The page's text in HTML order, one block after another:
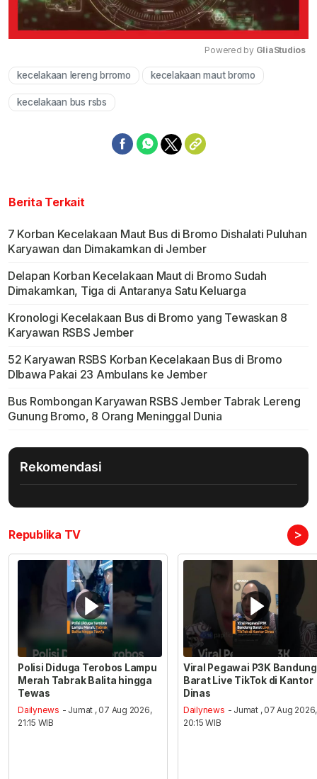
Mute
Powered by GliaStudios
kecelakaan lereng brromo kecelakaan maut bromo
kecelakaan bus rsbs
Berita Terkait
7 Korban Kecelakaan Maut Bus di Bromo Dishalati Puluhan
Karyawan dan Dimakamkan di Jember
Delapan Korban Kecelakaan Maut di Bromo Sudah
Dimakamkan, Tiga di Antaranya Satu Keluarga
Kronologi Kecelakaan Bus di Bromo yang Tewaskan 8
Karyawan RSBS Jember
52 Karyawan RSBS Korban Kecelakaan Bus di Bromo
DIbawa Pakai 23 Ambulans ke Jember
Bus Rombongan Karyawan RSBS Jember Tabrak Lereng
Gunung Bromo, 8 Orang Meninggal Dunia
Rekomendasi
Republika TV >
Polisi Diduga Terobos Lampu
Merah Tabrak Balita hingga
Tewas
Dailynews - Jumat , 07 Aug 2026,
21:15 WIB
Viral Pegawai P3K Bandung
Barat Live TikTok di Kantor
Dinas
Dailynews - Jumat , 07 Aug 2026,
20:15 WIB